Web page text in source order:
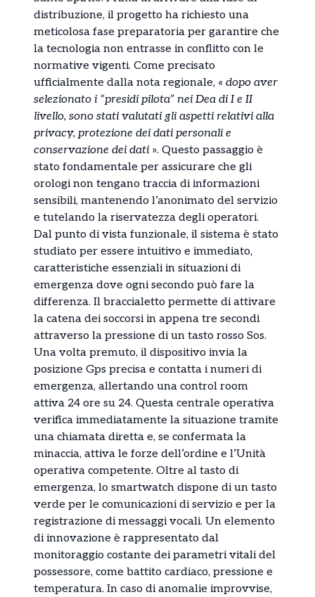
distribuzione, il progetto ha richiesto una
meticolosa fase preparatoria per garantire che
la tecnologia non entrasse in conflitto con le
normative vigenti. Come precisato
ufficialmente dalla nota regionale, « dopo aver
selezionato i “presidi pilota” nei Dea di I e II
livello, sono stati valutati gli aspetti relativi alla
privacy, protezione dei dati personali e
conservazione dei dati ». Questo passaggio è
stato fondamentale per assicurare che gli
orologi non tengano traccia di informazioni
sensibili, mantenendo l’anonimato del servizio
e tutelando la riservatezza degli operatori.
Dal punto di vista funzionale, il sistema è stato
studiato per essere intuitivo e immediato,
caratteristiche essenziali in situazioni di
emergenza dove ogni secondo può fare la
differenza. Il braccialetto permette di attivare
la catena dei soccorsi in appena tre secondi
attraverso la pressione di un tasto rosso Sos.
Una volta premuto, il dispositivo invia la
posizione Gps precisa e contatta i numeri di
emergenza, allertando una control room
attiva 24 ore su 24. Questa centrale operativa
verifica immediatamente la situazione tramite
una chiamata diretta e, se confermata la
minaccia, attiva le forze dell’ordine e l’Unità
operativa competente. Oltre al tasto di
emergenza, lo smartwatch dispone di un tasto
verde per le comunicazioni di servizio e per la
registrazione di messaggi vocali. Un elemento
di innovazione è rappresentato dal
monitoraggio costante dei parametri vitali del
possessore, come battito cardiaco, pressione e
temperatura. In caso di anomalie improvvise,